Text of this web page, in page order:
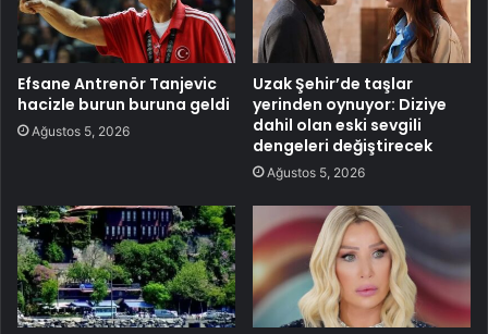
Efsane Antrenör Tanjevic
hacizle burun buruna geldi
Ağustos 5, 2026
Uzak Şehir’de taşlar
yerinden oynuyor: Diziye
dahil olan eski sevgili
dengeleri değiştirecek
Ağustos 5, 2026